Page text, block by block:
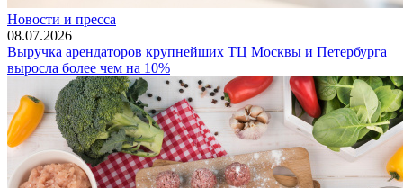
Новости и пресса
08.07.2026
Выручка арендаторов крупнейших ТЦ Москвы и Петербурга
выросла более чем на 10%